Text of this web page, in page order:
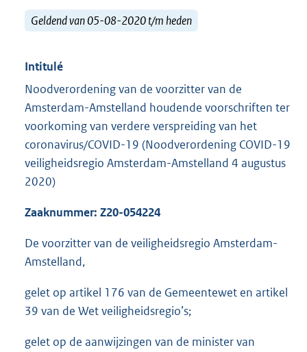
Geldend van 05-08-2020 t/m heden
Intitulé
Noodverordening van de voorzitter van de
Amsterdam-Amstelland houdende voorschriften ter
voorkoming van verdere verspreiding van het
coronavirus/COVID-19 (Noodverordening COVID-19
veiligheidsregio Amsterdam-Amstelland 4 augustus
2020)
Zaaknummer: Z20-054224
De voorzitter van de veiligheidsregio Amsterdam-
Amstelland,
gelet op artikel 176 van de Gemeentewet en artikel
39 van de Wet veiligheidsregio’s;
gelet op de aanwijzingen van de minister van